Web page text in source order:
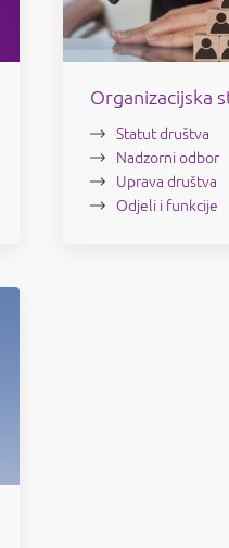
Organizacijska
Statut društva
Nadzorni odbor
Uprava društva
Odjeli i funkcije